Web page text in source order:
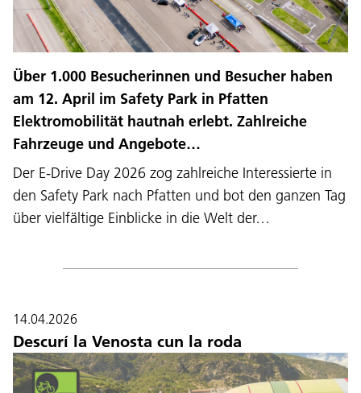
Über 1.000 Besucherinnen und Besucher haben
am 12. April im Safety Park in Pfatten
Elektromobilität hautnah erlebt. Zahlreiche
Fahrzeuge und Angebote…
Der E-Drive Day 2026 zog zahlreiche Interessierte in
den Safety Park nach Pfatten und bot den ganzen Tag
über vielfältige Einblicke in die Welt der…
14.04.2026
Descurí la Venosta cun la roda